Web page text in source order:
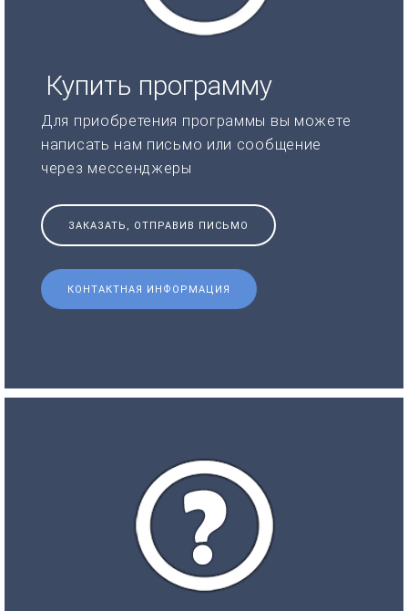
Купить программу
Для приобретения программы вы можете
написать нам письмо или сообщение
через мессенджеры
ЗАКАЗАТЬ, ОТПРАВИВ ПИСЬМО
КОНТАКТНАЯ ИНФОРМАЦИЯ